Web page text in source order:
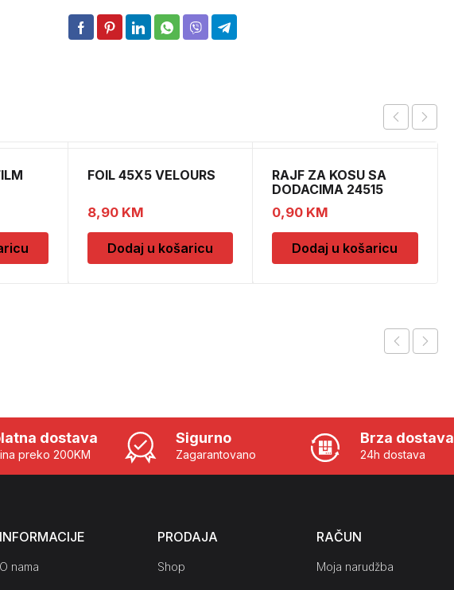
FOIL 45X5 VELOURS
8,90 KM
Dodaj u košaricu
RAJF ZA KOSU SA
DODACIMA 24515
CH52451
0,90 KM
Dodaj u košaricu
dostava
preko 200KM
Sigurno
Zagarantovano
Brza dostava
24h dostava
INFORMACIJE
O nama
PRODAJA
Shop
RAČUN
Moja narudžba